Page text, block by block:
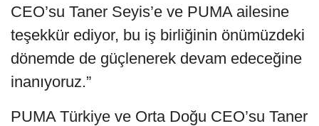
CEO’su Taner Seyis’e ve PUMA ailesine
teşekkür ediyor, bu iş birliğinin önümüzdeki
dönemde de güçlenerek devam edeceğine
inanıyoruz.”
PUMA Türkiye ve Orta Doğu CEO’su Taner